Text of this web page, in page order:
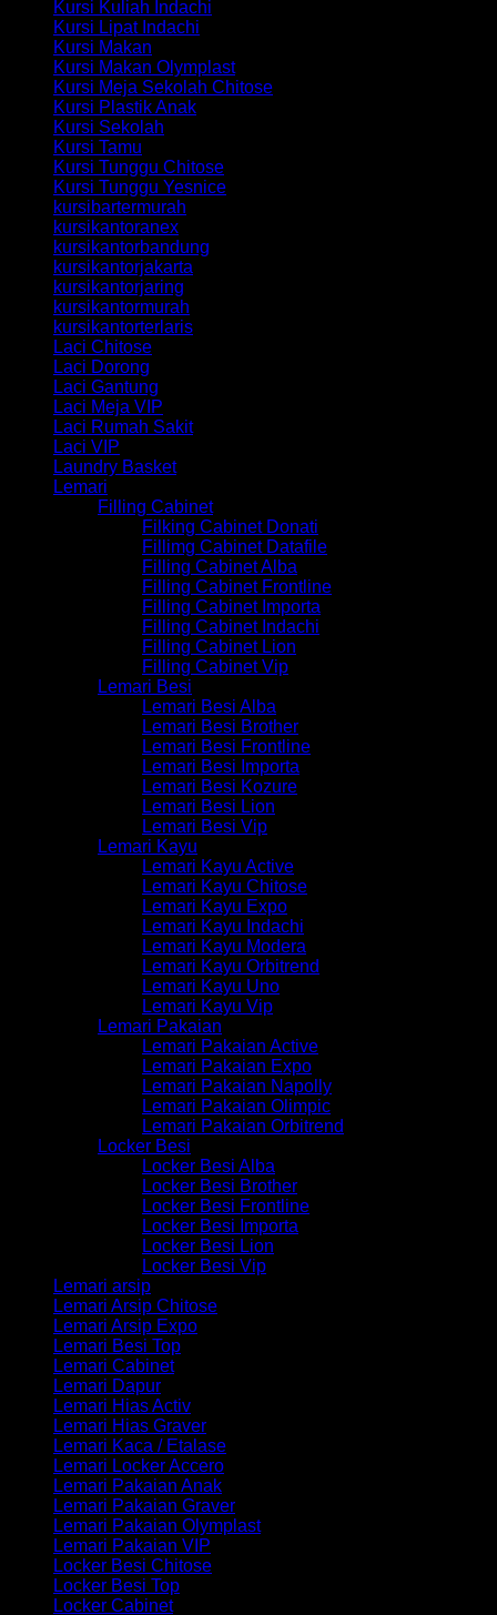
Kursi Kuliah Indachi
Kursi Lipat Indachi
Kursi Makan
Kursi Makan Olymplast
Kursi Meja Sekolah Chitose
Kursi Plastik Anak
Kursi Sekolah
Kursi Tamu
Kursi Tunggu Chitose
Kursi Tunggu Yesnice
kursibartermurah
kursikantoranex
kursikantorbandung
kursikantorjakarta
kursikantorjaring
kursikantormurah
kursikantorterlaris
Laci Chitose
Laci Dorong
Laci Gantung
Laci Meja VIP
Laci Rumah Sakit
Laci VIP
Laundry Basket
Lemari
Filling Cabinet
Filking Cabinet Donati
Fillimg Cabinet Datafile
Filling Cabinet Alba
Filling Cabinet Frontline
Filling Cabinet Importa
Filling Cabinet Indachi
Filling Cabinet Lion
Filling Cabinet Vip
Lemari Besi
Lemari Besi Alba
Lemari Besi Brother
Lemari Besi Frontline
Lemari Besi Importa
Lemari Besi Kozure
Lemari Besi Lion
Lemari Besi Vip
Lemari Kayu
Lemari Kayu Active
Lemari Kayu Chitose
Lemari Kayu Expo
Lemari Kayu Indachi
Lemari Kayu Modera
Lemari Kayu Orbitrend
Lemari Kayu Uno
Lemari Kayu Vip
Lemari Pakaian
Lemari Pakaian Active
Lemari Pakaian Expo
Lemari Pakaian Napolly
Lemari Pakaian Olimpic
Lemari Pakaian Orbitrend
Locker Besi
Locker Besi Alba
Locker Besi Brother
Locker Besi Frontline
Locker Besi Importa
Locker Besi Lion
Locker Besi Vip
Lemari arsip
Lemari Arsip Chitose
Lemari Arsip Expo
Lemari Besi Top
Lemari Cabinet
Lemari Dapur
Lemari Hias Activ
Lemari Hias Graver
Lemari Kaca / Etalase
Lemari Locker Accero
Lemari Pakaian Anak
Lemari Pakaian Graver
Lemari Pakaian Olymplast
Lemari Pakaian VIP
Locker Besi Chitose
Locker Besi Top
Locker Cabinet